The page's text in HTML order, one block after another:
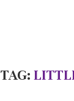
TAG: